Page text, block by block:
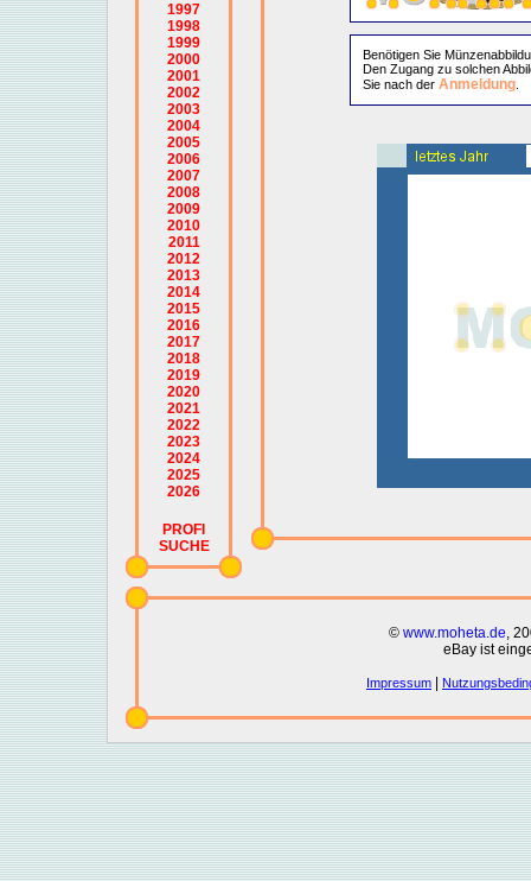
1997
1998
1999
2000
2001
2002
2003
2004
2005
2006
2007
2008
2009
2010
2011
2012
2013
2014
2015
2016
2017
2018
2019
2020
2021
2022
2023
2024
2025
2026
PROFI
SUCHE
Benötigen Sie
Den Zugang zu solchen
Sie nach der Anmeldung.
© www.moheta.de,
eBay ist
Impressum